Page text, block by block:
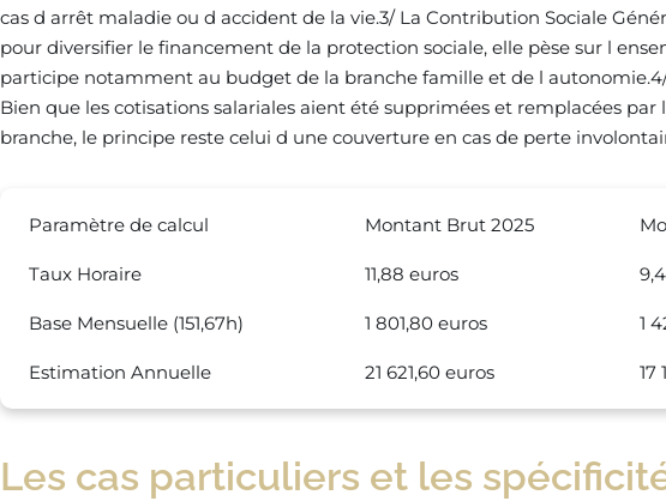
cas d arrêt maladie ou d accident de la vie.3/ La Contribution Sociale
pour diversifier le financement de la protection sociale, elle pèse sur l
participe notamment au budget de la branche famille et de l
Bien que les cotisations salariales aient été supprimées et remplacées par
branche, le principe reste celui d une couverture en cas de perte
Paramètre de calcul Montant Brut 2025
Taux Horaire 11,88 euros
Base Mensuelle (151,67h) 1 801,80 euros 1
Estimation Annuelle 21 621,60 euros 17
Les cas particuliers et les